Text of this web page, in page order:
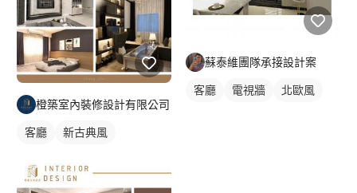
橙築室內裝修設計有限公司
客廳 新古典風
蘇泰維團隊承接設計案
客廳 電視牆 北歐風